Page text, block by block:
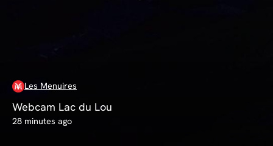
Les Menuires
Webcam Lac du Lou
28 minutes ago